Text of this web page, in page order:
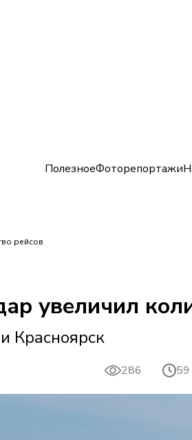
ПолезноеФоторепортажи
рейсов
увеличил
Красноярск
286 59